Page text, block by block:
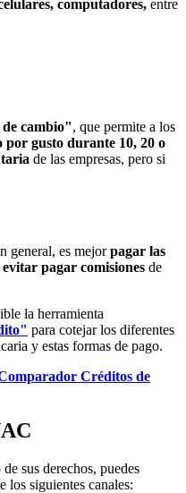
computadores, entre
cambio", que permite a los
gusto durante 10, 20 o
de las empresas, pero si
general, es mejorpagar las
pagar comisiones de
la herramienta
para cotejar los diferentes
y estas formas de pago.
Créditos de
sus derechos, puedes
los siguientes canales: